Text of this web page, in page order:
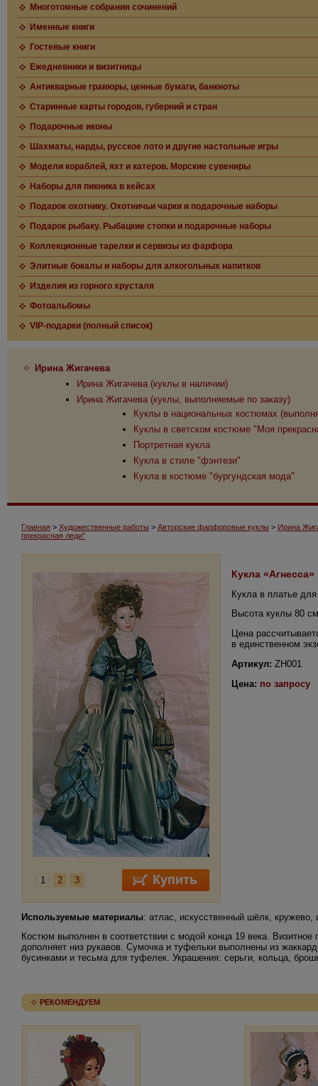
Многотомные собрания сочинений
Именные книги
Гостевые книги
Ежедневники и визитницы
Антикварные гравюры, ценные бумаги, банкноты
Старинные карты городов, губерний и стран
Подарочные иконы
Шахматы, нарды, русское лото и другие настольные игры
Модели кораблей, яхт и катеров. Морские сувениры
Наборы для пикника в кейсах
Подарок охотнику. Охотничьи чарки и подарочные наборы
Подарок рыбаку. Рыбацкие стопки и подарочные наборы
Коллекционные тарелки и сервизы из фарфора
Элитные бокалы и наборы для алкогольных напитков
Изделия из горного хрусталя
Фотоальбомы
VIP-подарки (полный список)
Ирина Жигачева
Ирина Жигачева (куклы в наличии)
Ирина Жигачева (куклы, выполняемые по заказу)
Куклы в национальных костюмах
Куклы в светском костюме "Моя
Портретная кукла
Кукла в стиле "фэнтези"
Кукла в костюме "бургундская мода"
Главная > Художественные работы > Авторские фарфоровые куклы > Ирина
прекрасная леди"
1 2 3
Кукла «Агнесса»
Кукла в платье
Высота куклы 80 см
Цена
в единственном
Артикул: ZH001
Цена: по запросу
Используемые материалы: атлас, искусственный шёлк,
Костюм выполнен в соответствии с модой конца 19 века.
дополняет низ рукавов. Сумочка и туфельки выполнены из
бусинками и тесьма для туфелек. Украшения: серьги, кольца,
РЕКОМЕНДУЕМ